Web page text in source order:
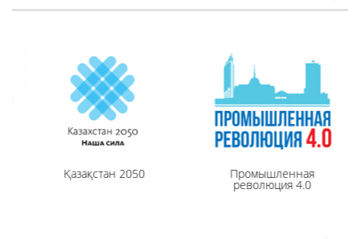
Қазақстан 2050 Промышленная
революция 4.0